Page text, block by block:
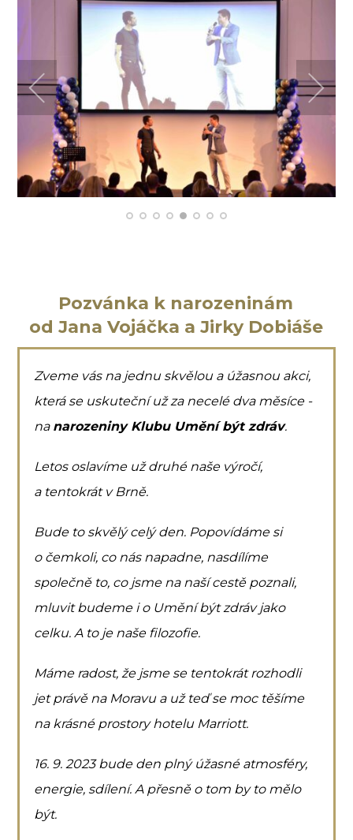
Pozvánka k narozeninám
od Jana Vojáčka a Jirky Dobiáše
Zveme vás na jednu skvělou a úžasnou akci,
která se uskuteční už za necelé dva měsíce -
na narozeniny Klubu Umění být zdráv.
Letos oslavíme už druhé naše výročí,
a tentokrát v Brně.
Bude to skvělý celý den. Popovídáme si
o čemkoli, co nás napadne, nasdílíme
společně to, co jsme na naší cestě poznali,
mluvit budeme i o Umění být zdráv jako
celku. A to je naše filozofie.
Máme radost, že jsme se tentokrát rozhodli
jet právě na Moravu a už teď se moc těšíme
na krásné prostory hotelu Marriott.
16. 9. 2023 bude den plný úžasné atmosféry,
energie, sdílení. A přesně o tom by to mělo
být.